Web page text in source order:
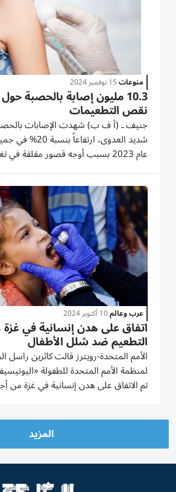
منوعات15 نوفمبر 2024
10.3 مليون إصابة بالحصبة
نقص التطعيمات
جنيف ـ (أ ف ب) شهدت الإصابات
شديد العدوى،
عام 2023 بسبب أوجه قصور مقلقة
مليون حالة في العام الماضي في جميع
لوفاة 107 آلاف و500 شخص،...
عرب وعالم10 أكتوبر 2024
اتفاق على هدن إنسانية في غزة
التطعيم ضد شلل الأطفال
الأمم المتحدة-رويترز قالت كاثرين راسل
لمنظمة الأمم المتحدة للطفولة
تم الاتفاق على هدن إنسانية في غزة من
المزيد